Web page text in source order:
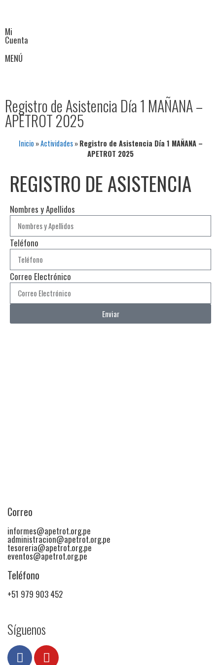
Mi
Cuenta
MENÚ
Registro de Asistencia Día 1 MAÑANA –
APETROT 2025
Inicio »Actividades»Registro de Asistencia Día 1 MAÑANA –
APETROT 2025
REGISTRO DE ASISTENCIA
Nombres y Apellidos
Teléfono
Correo Electrónico
Enviar
Correo
informes@apetrot.org.pe
administracion@apetrot.org.pe
tesoreria@apetrot.org.pe
eventos@apetrot.org.pe
Teléfono
+51 979 903 452
Síguenos